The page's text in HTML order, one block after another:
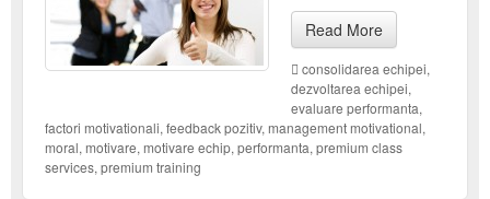
Read More
consolidarea echipei,
dezvoltarea echipei,
evaluare performanta,
factori motivationali, feedback pozitiv, management motivational,
moral, motivare, motivare echip, performanta, premium class
services, premium training